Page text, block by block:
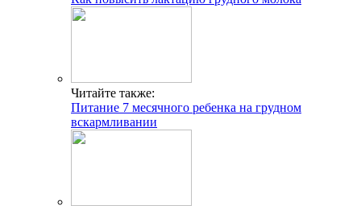
Читайте также:
Питание 7 месячного ребенка на грудном
вскармливании